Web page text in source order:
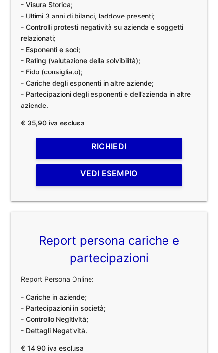
- Visura Storica;
- Ultimi 3 anni di bilanci, laddove presenti;
- Controlli protesti negatività su azienda e soggetti
relazionati;
- Esponenti e soci;
- Rating (valutazione della solvibilità);
- Fido (consigliato);
- Cariche degli esponenti in altre aziende;
- Partecipazioni degli esponenti e dell’azienda in altre
aziende.
€ 35,90 iva esclusa
RICHIEDI
VEDI ESEMPIO
Report persona cariche e
partecipazioni
Report Persona Online:
- Cariche in aziende;
- Partecipazioni in società;
- Controllo Negitività;
- Dettagli Negatività.
€ 14,90 iva esclusa